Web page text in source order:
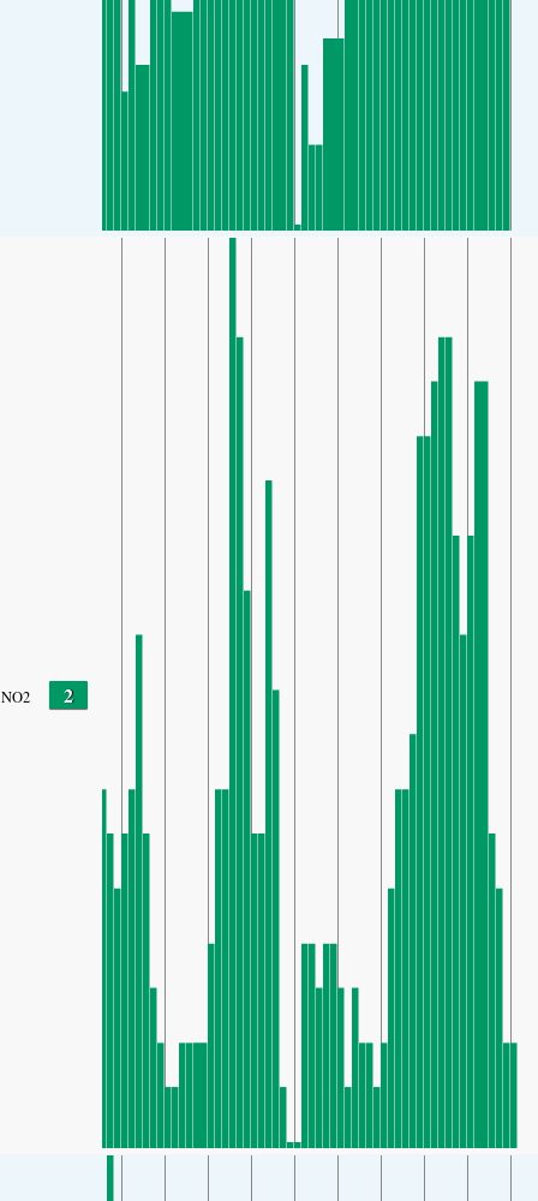
NO2 2